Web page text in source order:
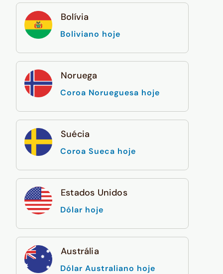
Bolívia
Boliviano hoje
Noruega
Coroa Norueguesa hoje
Suécia
Coroa Sueca hoje
Estados Unidos
Dólar hoje
Austrália
Dólar Australiano hoje